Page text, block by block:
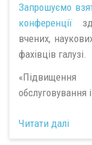
Запрошуємо
конференції
вчених,
фахівців галузі.
обслуговування
Читати далі